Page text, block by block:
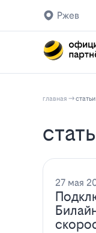
Ржев
главная статьи
27 мая